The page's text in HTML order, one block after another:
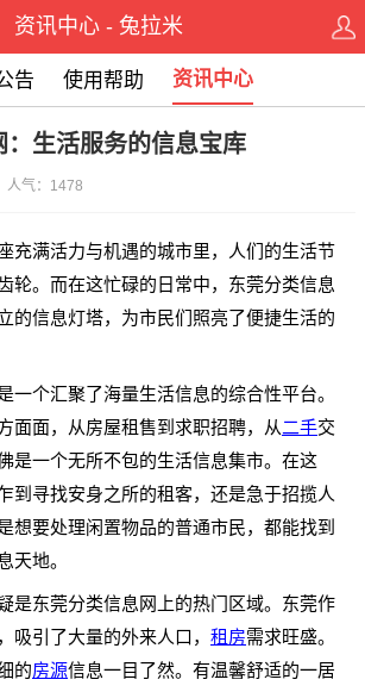
资讯中心 - 兔拉米
告 使用帮助 资讯中心
：生活服务的信息宝库
气：1478
充满活力与机遇的城市里，人们的生活节
轮。而在这忙碌的日常中，东莞分类信息
的信息灯塔，为市民们照亮了便捷生活的
一个汇聚了海量生活信息的综合性平台。
面面，从房屋租售到求职招聘，从 二手交
是一个无所不包的生活信息集市。在这
到寻找安身之所的租客，还是急于招揽人
想要处理闲置物品的普通市民，都能找到
天地。
是东莞分类信息网上的热门区域。东莞作
吸引了大量的外来人口， 租房需求旺盛。
的房源信息一目了然。有温馨舒适的一居